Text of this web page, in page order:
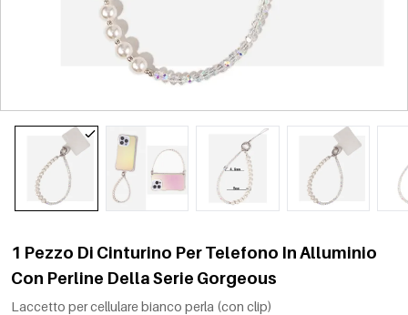
1 Pezzo Di Cinturino Per Telefono In Alluminio
Con Perline Della Serie Gorgeous
Laccetto per cellulare bianco perla (con clip)